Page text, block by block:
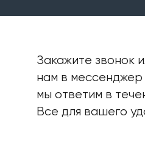
Закажите звонок
нам в
мы ответим в
Все для вашего